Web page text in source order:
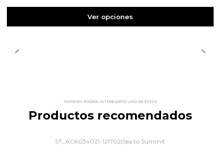
Ver opciones
TAMBIÉN PODRÍA INTERESARTE UNO DE ESTOS
Productos recomendados
ST_ACK034021-121702|Sea to Summit